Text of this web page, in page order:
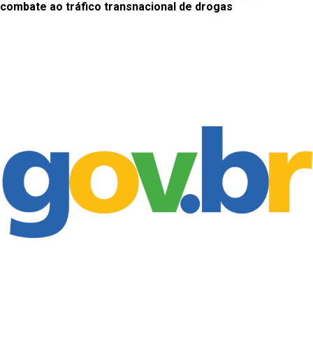
combate ao tráfico transnacional de drogas